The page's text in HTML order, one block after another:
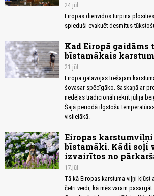
24.jūl
Eiropas dienvidos turpina
spieduši evakuēt desmitus
Kad Eiropā gaidāms
bīstamākais
21.jūl
Eiropa gatavojas trešajam
šovasar spēcīgāko. Saskaņā ar
nedēļas tradicionāli iekrīt jūlija
Šajā periodā ilgstošu
vislielākā.
Eiropas
bīstamāki. Kādi soļi
izvairītos no
17.jūl
Tā kā Eiropas karstuma viļņi kļūst
četri veidi, kā mēs varam